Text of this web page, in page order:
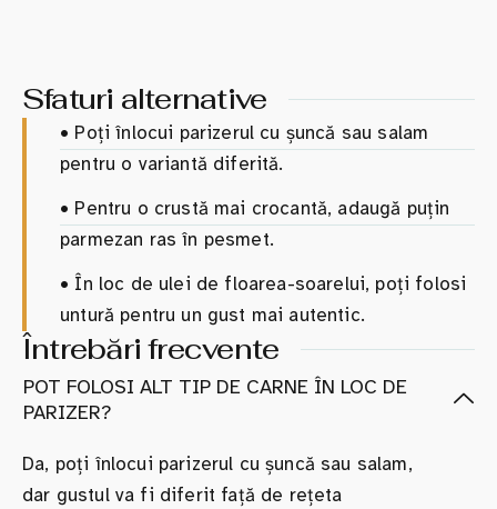
Sfaturi alternative
• Poți înlocui parizerul cu șuncă sau salam
pentru o variantă diferită.
• Pentru o crustă mai crocantă, adaugă puțin
parmezan ras în pesmet.
• În loc de ulei de floarea-soarelui, poți folosi
untură pentru un gust mai autentic.
Întrebări frecvente
POT FOLOSI ALT TIP DE CARNE ÎN LOC DE
PARIZER?
Da, poți înlocui parizerul cu șuncă sau salam,
dar gustul va fi diferit față de rețeta